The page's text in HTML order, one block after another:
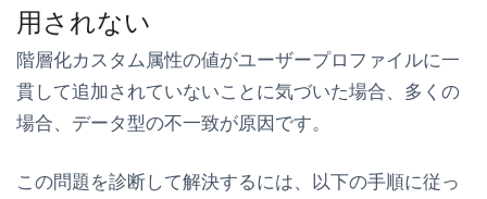
用されない
階層化カスタム属性の値がユーザープロファイルに一
貫して追加されていないことに気づいた場合、多くの
場合、データ型の不一致が原因です。
この問題を診断して解決するには、以下の手順に従っ